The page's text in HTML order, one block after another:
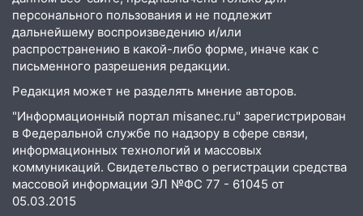
больницу
15:59 Ульяновец отдал более 14
миллионов рублей за криминальное
15:32 На «кольце» кроссовер сбил 18-
летнего мопедиста
15:00 В Ульяновске после тройного ДТП
госпитализировали 25-летнего байкера
14:32 На Ульяновскую область
персонального пользования и не подлежит
дальнейшему воспроизведению и/или
распространению в какой-либо форме, иначе как с
письменного разрешения редакции.
Редакция может не разделять мнение авторов.
"Информационный портал misanec.ru" зарегистрирован
в Федеральной службе по надзору в сфере связи,
информационных технологий и массовых
коммуникаций. Свидетельство о регистрации средства
массовой информации ЭЛ №ФС 77 - 61045 от
05.03.2015